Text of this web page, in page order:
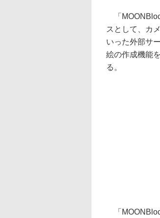
「
スとして、カ
いった外部サ
絵の作成機能
る。
「